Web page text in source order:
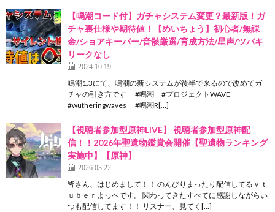
【鳴潮コード付】ガチャシステム変更？最新版！ガ
チャ裏仕様や期待値！【めいちょう】初心者/無課
金/ショアキーパー/音骸厳選/育成方法/星声/ツバキ
リークなし
2024.10.19
鳴潮1.3にて、鳴潮の新システムが後半で来るので改めてガ
チャの引き方です #鳴潮 #プロジェクトWAVE
#wutheringwaves #鳴潮R[…]
【視聴者参加型原神LIVE】 視聴者参加型原神配
信！！2026年聖遺物鑑賞会開催【聖遺物ランキング
実施中】【原神】
2026.03.22
皆さん、はじめまして！！ のんびりまったり配信してるｖｔ
ｕｂｅｒよっぺです。 関わってきたすべてに感謝しながらい
つも配信してます！！ リスナー、見てく[…]